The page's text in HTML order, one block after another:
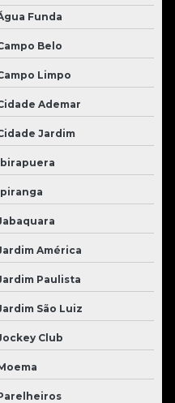
Funda
Belo
Limpo
Ademar
Jardim
América
Paulista
São Luiz
Club